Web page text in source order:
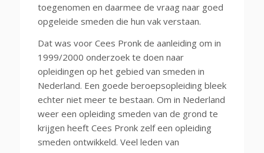
toegenomen en daarmee de vraag naar goed
opgeleide smeden die hun vak verstaan.
Dat was voor Cees Pronk de aanleiding om in
1999/2000 onderzoek te doen naar
opleidingen op het gebied van smeden in
Nederland. Een goede beroepsopleiding bleek
echter niet meer te bestaan. Om in Nederland
weer een opleiding smeden van de grond te
krijgen heeft Cees Pronk zelf een opleiding
smeden ontwikkeld. Veel leden van